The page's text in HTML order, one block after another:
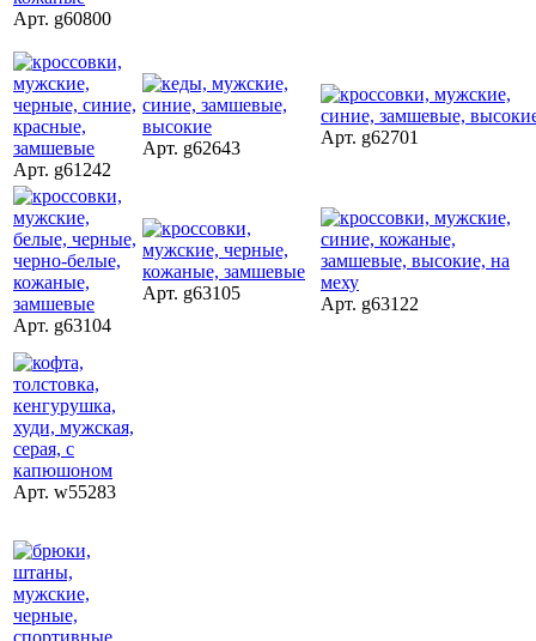
Арт. g60800
Арт. g61242
Арт. g62643
Арт. g62701
Арт. g63104
Арт. g63105
Арт. g63122
Арт. w55283